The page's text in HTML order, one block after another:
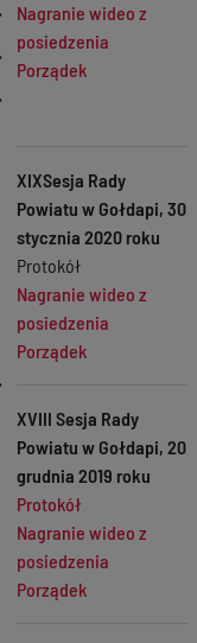
Nagranie wideo z
posiedzenia
Porządek
XIXSesja Rady
Powiatu w Gołdapi, 30
stycznia 2020 roku
Protokół
Nagranie wideo z
posiedzenia
Porządek
XVIII Sesja Rady
Powiatu w Gołdapi, 20
grudnia 2019 roku
Protokół
Nagranie wideo z
posiedzenia
Porządek